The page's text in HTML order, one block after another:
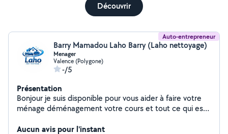
Découvrir
Auto-entrepreneur
Barry Mamadou Laho Barry (Laho nettoyage)
Menager
Valence (Polygone)
-/5
Présentation
Bonjour je suis disponible pour vous aider à faire votre
ménage déménagement votre cours et tout ce qui est
Aucun avis pour l'instant